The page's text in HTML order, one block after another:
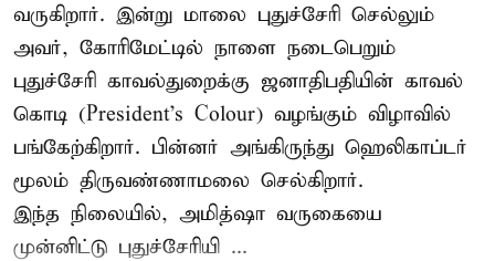
வருகிறார். இன்று மாலை புதுச்சேரி செல்லும்
அவர், கோரிமேட்டில் நாளை நடைபெறும்
புதுச்சேரி காவல்துறைக்கு ஜனாதிபதியின் காவல்
கொடி (President's Colour) வழங்கும் விழாவில்
பங்கேற்கிறார். பின்னர் அங்கிருந்து ஹெலிகாப்டர்
மூலம் திருவண்ணாமலை செல்கிறார்.
இந்த நிலையில், அமித்ஷா வருகையை
முன்னிட்டு புதுச்சேரியி ...